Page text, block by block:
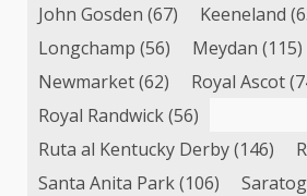
John Gosden (67) Keeneland
Longchamp (56) Meydan (115)
Newmarket(62) Royal Ascot
Royal Randwick(56)
Ruta al Kentucky Derby(146)
Santa Anita Park(106)